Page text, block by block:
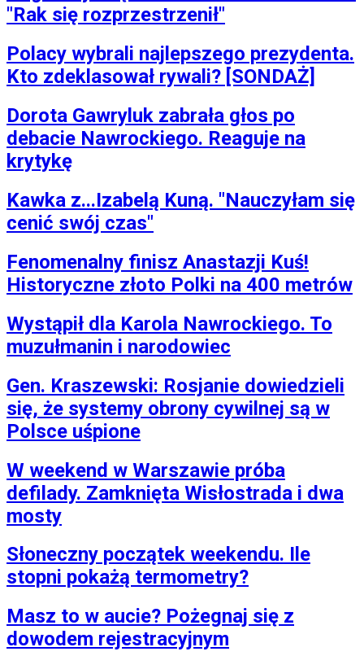
"Rak się rozprzestrzenił"
Polacy wybrali najlepszego prezydenta.
Kto zdeklasował rywali? [SONDAŻ]
Dorota Gawryluk zabrała głos po
debacie Nawrockiego. Reaguje na
krytykę
Kawka z...Izabelą Kuną. "Nauczyłam się
cenić swój czas"
Fenomenalny finisz Anastazji Kuś!
Historyczne złoto Polki na 400 metrów
Wystąpił dla Karola Nawrockiego. To
muzułmanin i narodowiec
Gen. Kraszewski: Rosjanie dowiedzieli
się, że systemy obrony cywilnej są w
Polsce uśpione
W weekend w Warszawie próba
defilady. Zamknięta Wisłostrada i dwa
mosty
Słoneczny początek weekendu. Ile
stopni pokażą termometry?
Masz to w aucie? Pożegnaj się z
dowodem rejestracyjnym